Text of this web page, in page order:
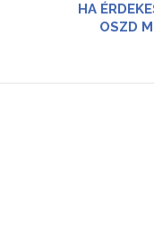
HA
OSZD